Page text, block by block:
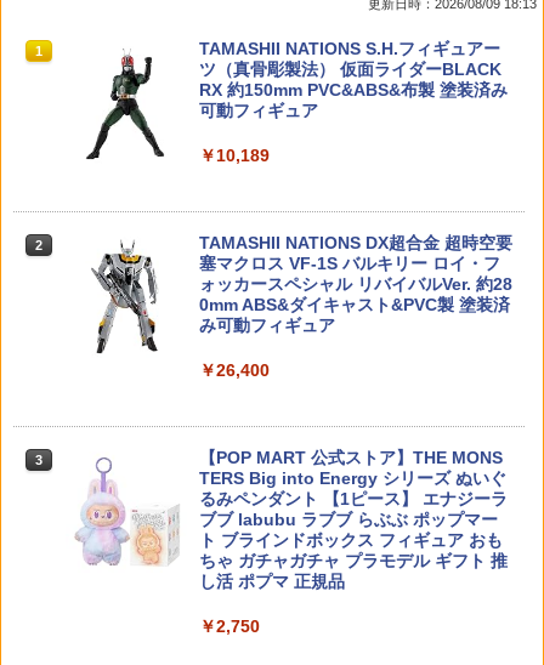
NHII マスターガンダム&風雲再起 機動武
ンダイスピリッツ(20191122)
￥3,248
￥3,534
【中古】[PTM] メガミデバイス 1/1 皇巫
￥3,580
【当店独自で＋P10倍★要エントリー】
【中古】[PTM] HGUC 1/144 PMX-003
ジ・オ 機動戦士Zガンダム プラモデル(5
ッドスマイルカンパニー]《12月予約》
￥8,550
i. Ver. 【00085059503】 (フィギュア)
￥8,609
バンダイスピリッツ S．H．Figuarts ア
イアンマン マーク85(THE INFINITY SA
[SHFアイアンマンマ-ク85TISAGA]
【4種セット】 METAL GEAR SOLID Δ:
SNAKE EATER フィギュアコレクション
(エヴァ/オセロット/ザ・ボス/ネイキッ
ド・スネーク) ｜ メタルギア ソリッド
プライズ フィギュア
￥9,800
ターボトル 4色 迷彩 アウトドア ボトル
ブラック タン OD マルチカム サバゲー
サバイバルゲーム 装備
￥1,650
￥1,760
ノンばいーん！！ メール便 対応商品
【正規品】MAGPUL 5.56 NATO マガジ
ンループ 3Pack FDE◆3個入/マガジンホ
ルダー/実物/マグプル/STANAG /M4/M1
6/電動ガン/MA007450813
￥2,180
タミヤ SP.684 Mシャーシ 60Dラジアル
京商ミニッツMR-04用ベアリングセット
[SKM-601](JAN：4543880519423)
4
MR-04用 3Dバンパー(メルセデス C9/IC
タグ対応) [MZN-B01](JAN：454856552
5379)
￥1,045
TK MAWARU° REV [TK-024](JAN：200
更新日時：2026/08/09 18:13
1
TAMASHII NATIONS S.H.フィギュアー
ツ（真骨彫製法） 仮面ライダーBLACK
RX 約150mm PVC&ABS&布製 塗装済み
可動フィギュア
￥10,189
2
TAMASHII NATIONS DX超合金 超時空要
塞マクロス VF-1S バルキリー ロイ・フ
ォッカースペシャル リバイバルVer. 約28
0mm ABS&ダイキャスト&PVC製 塗装済
み可動フィギュア
￥26,400
3
【POP MART 公式ストア】THE MONS
TERS Big into Energy シリーズ ぬいぐ
るみペンダント 【1ピース】 エナジーラ
ブブ labubu ラブブ らぶぶ ポップマー
ト ブラインドボックス フィギュア おも
ちゃ ガチャガチャ プラモデル ギフト 推
し活 ポプマ 正規品
￥2,750